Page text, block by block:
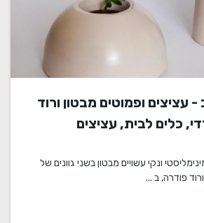
עציצים ופמוטים מבטון ורוד
כלים לבית, עציצים
בטון, פמוטים לשבת, עציצים
ונקי עשויים מבטון בשני גוונים של
פודרה, ב ...